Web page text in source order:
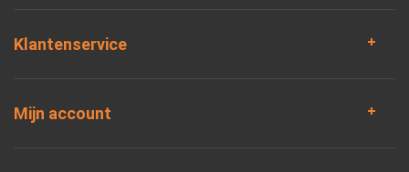
Klantenservice
Mijn account